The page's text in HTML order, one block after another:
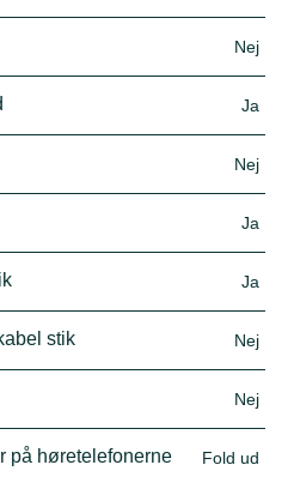
Nej
Ja
Nej
Ja
Ja
stik Nej
Nej
på høretelefonerne Fold ud